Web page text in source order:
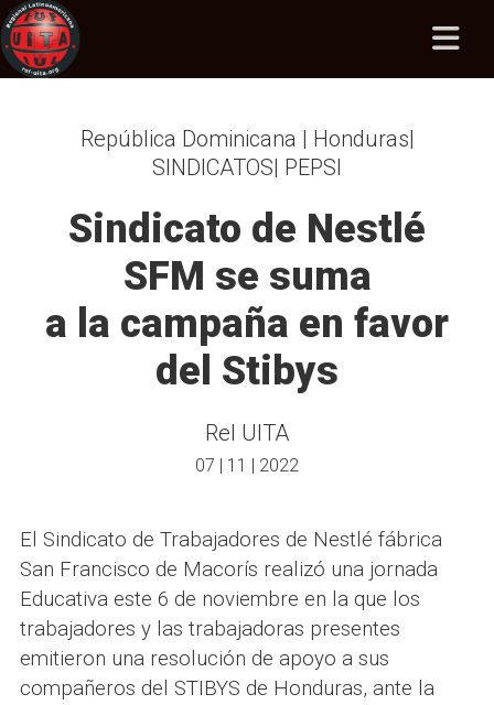
República Dominicana | Honduras|
SINDICATOS| PEPSI
Sindicato de Nestlé
SFM se suma
a la campaña en favor
del Stibys
Rel UITA
07 | 11 | 2022
El Sindicato de Trabajadores de Nestlé fábrica
San Francisco de Macorís realizó una jornada
Educativa este 6 de noviembre en la que los
trabajadores y las trabajadoras presentes
emitieron una resolución de apoyo a sus
compañeros del STIBYS de Honduras, ante la